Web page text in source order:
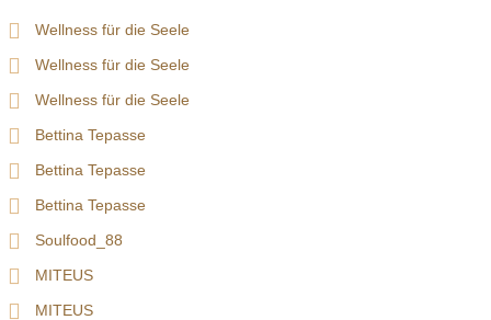
Wellness für die Seele
Wellness für die Seele
Wellness für die Seele
Bettina Tepasse
Bettina Tepasse
Bettina Tepasse
Soulfood_88
MITEUS
MITEUS